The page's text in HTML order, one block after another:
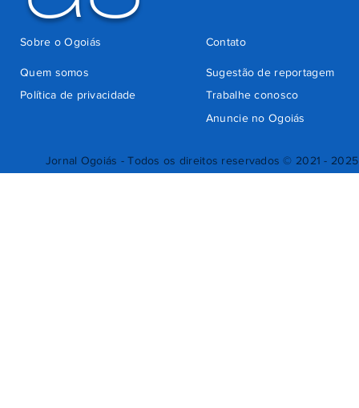
Jornal Ogoiás - Todos os direitos reservados © 2021 - 2025
Quem somos
Sugestão de reportagem
Trabalhe conosco
Política de privacidade
Anuncie no Ogoiás
Contato
Sobre o Ogoiás